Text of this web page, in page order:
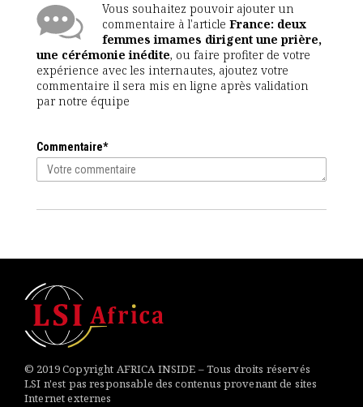
Vous souhaitez pouvoir ajouter un
commentaire à l'article France: deux
femmes imames dirigent une prière,
une cérémonie inédite, ou faire profiter de votre
expérience avec les internautes, ajoutez votre
commentaire il sera mis en ligne après validation
par notre équipe
Commentaire*
© 2019 Copyright AFRICA INSIDE – Tous droits réservés
LSI n'est pas responsable des contenus provenant de sites
Internet externes